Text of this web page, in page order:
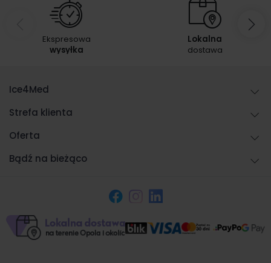
Ekspresowa
wysyłka
Lokalna
dostawa
Ice4Med
Strefa klienta
Oferta
Bądź na bieżąco